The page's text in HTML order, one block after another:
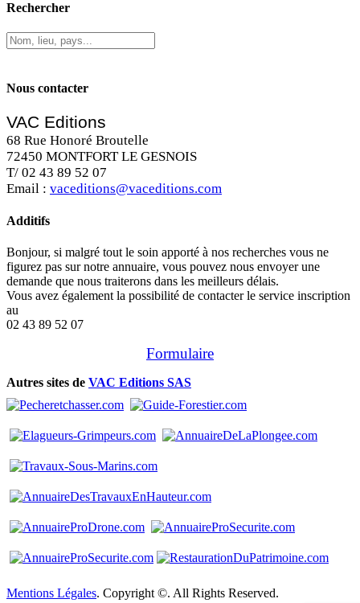
Rechercher
Nous contacter
VAC Editions
68 Rue Honoré Broutelle
72450 MONTFORT LE GESNOIS
T/ 02 43 89 52 07
Email : vaceditions@vaceditions.com
Additifs
Bonjour, si malgré tout le soin apporté à nos recherches vous ne
figurez pas sur notre annuaire, vous pouvez nous envoyer une
demande que nous traiterons dans les meilleurs délais.
Vous avez également la possibilité de contacter le service inscription
au
02 43 89 52 07
Formulaire
Autres sites de VAC Editions SAS
Mentions Légales. Copyright ©. All Rights Reserved.